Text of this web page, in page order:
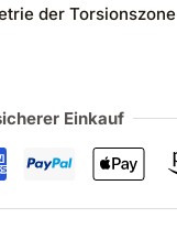
der Torsionszone
Einkauf